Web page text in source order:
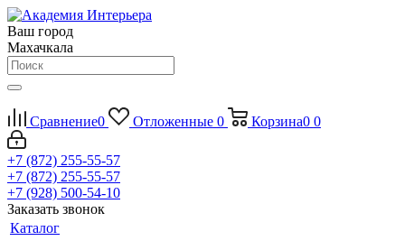
Ваш город
Махачкала
Сравнение0 Отложенные 0 Корзина0 0
+7 (872) 255-55-57
+7 (872) 255-55-57
+7 (928) 500-54-10
Заказать звонок
Каталог